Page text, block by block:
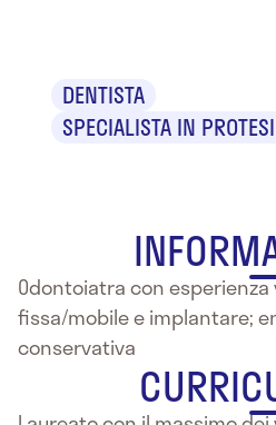
DENTISTA
SPECIALISTA IN
Odontoiatra con
fissa/mobile e implantare;
conservativa